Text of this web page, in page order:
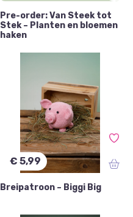
Pre-order: Van Steek tot
Stek – Planten en bloemen
haken
€ 5,99
Breipatroon – Biggi Big